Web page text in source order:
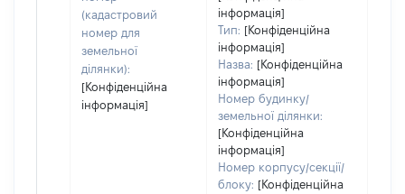
(кадастровий
номер для
земельної
ділянки):
[Конфіденційна
інформація]
інформація]
Тип: [Конфіденційна
інформація]
Назва: [Конфіденційна
інформація]
Номер будинку/
земельної ділянки:
[Конфіденційна
інформація]
Номер корпусу/секції/
блоку: [Конфіденційна